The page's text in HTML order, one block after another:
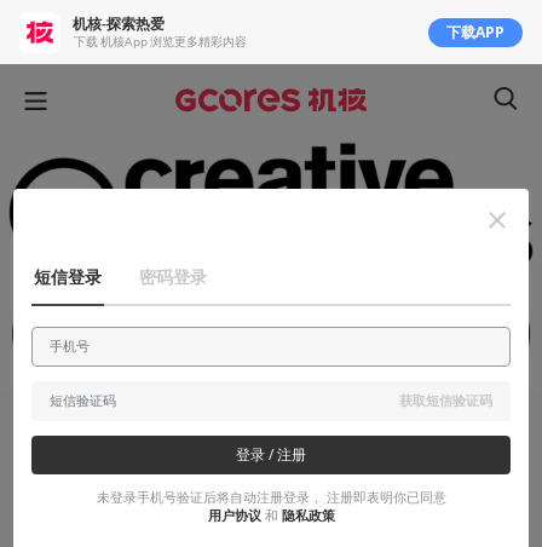
知识挖掘机
番外 | 从版权到CC协议（一）
机核-探索热爱
下载 机核App 浏览更多精彩内容 下载APP
短信登录 密码登录
获取短信验证码
登录 / 注册
未登录手机号验证后将自动注册登录， 注册即表明你已同意
用户协议 和 隐私政策